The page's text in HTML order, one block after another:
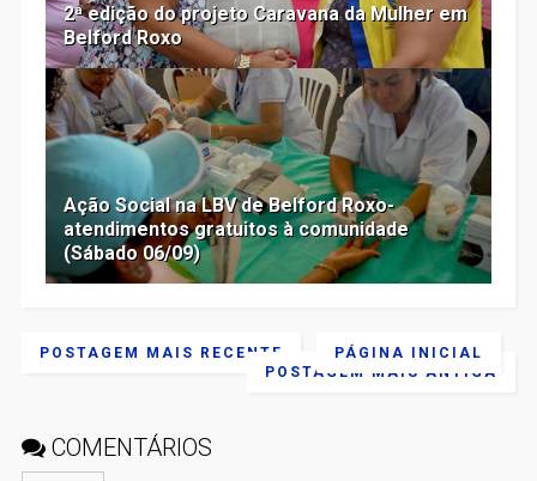
2ª edição do projeto Caravana da Mulher em
Belford Roxo
Ação Social na LBV de Belford Roxo-
atendimentos gratuitos à comunidade
(Sábado 06/09)
POSTAGEM MAIS RECENTE
POSTAGEM MAIS ANTIGA
PÁGINA INICIAL
COMENTÁRIOS